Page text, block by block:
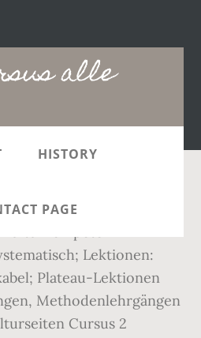
alle
HISTORY
PAGE
Lektionen von der ersten
Lektionen:
Plateau-Lektionen
Methodenlehrgängen
Cursus 2